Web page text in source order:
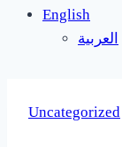
English
العربية
Uncategorized